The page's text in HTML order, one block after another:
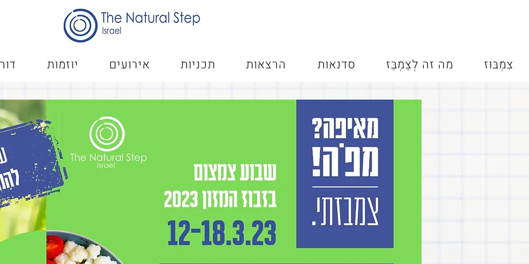
יוזמות אירועים תכניות הרצאות סדנאות מה זה לְצַמְבֵּז צִמְבּוּז